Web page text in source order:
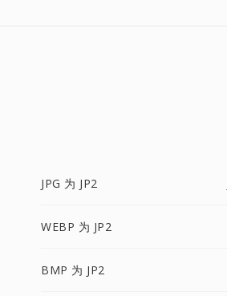
JPG 为 JP2
WEBP 为 JP2
BMP 为 JP2